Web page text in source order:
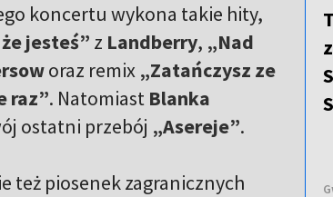
koncertu wykona takie hity,
jesteś” z Landberry, „Nad
oraz remix „Zatańczysz ze
raz”. Natomiast Blanka
ostatni przebój „Asereje”.
też piosenek zagranicznych